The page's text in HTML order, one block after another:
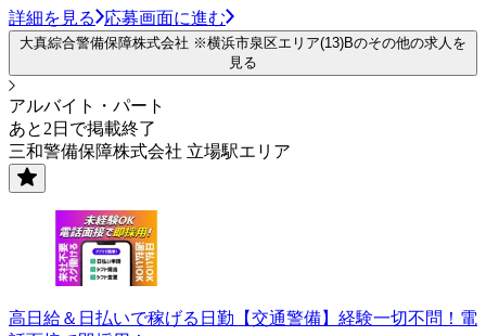
詳細を見る 応募画面に進む
大真綜合警備保障株式会社 ※横浜市泉区エリア(13)Bのその他の求人を
見る
アルバイト・パート
あと2日で掲載終了
三和警備保障株式会社 立場駅エリア
高日給＆日払いで稼げる日勤【交通警備】経験一切不問！電